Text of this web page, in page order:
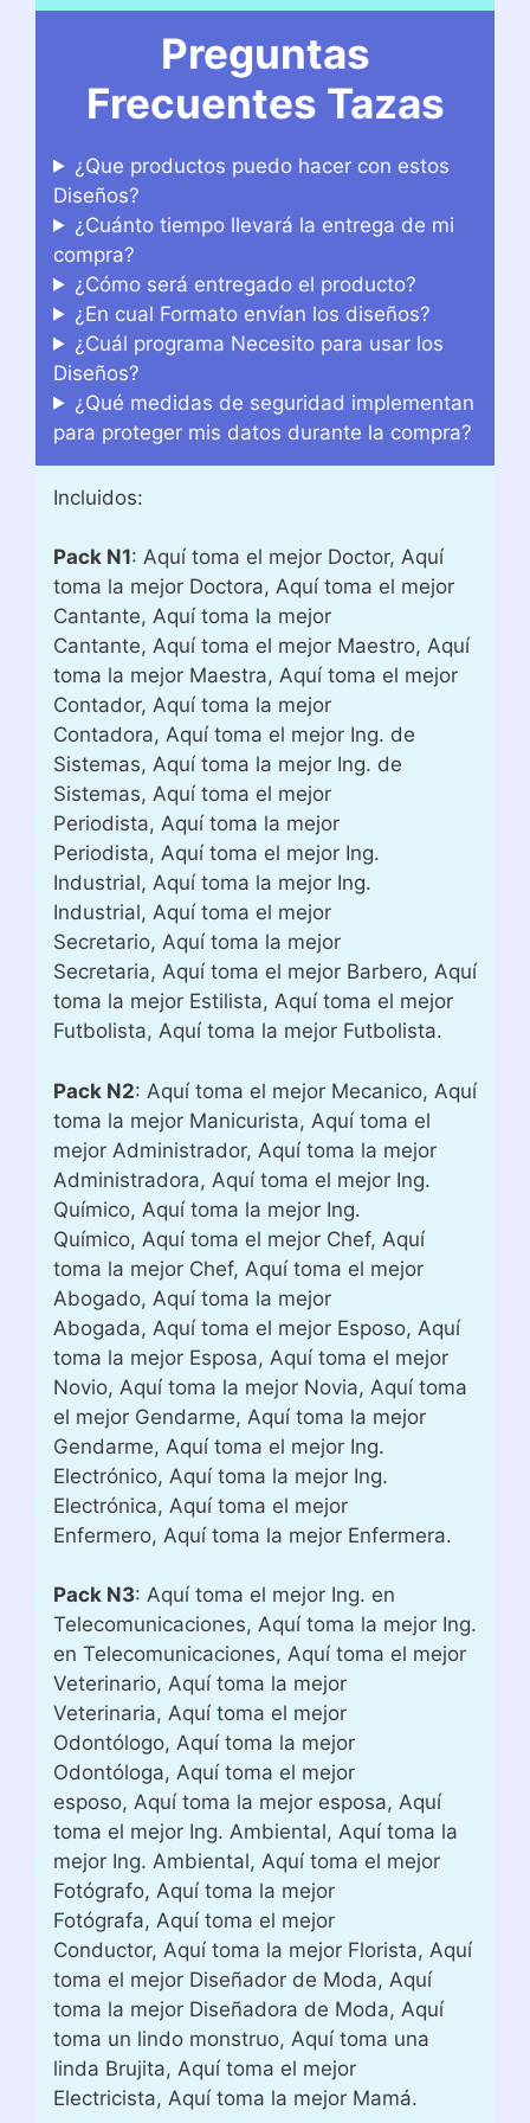
Preguntas
Frecuentes Tazas
¿Que productos puedo hacer con estos
Diseños?
¿Cuánto tiempo llevará la entrega de mi
compra?
¿Cómo será entregado el producto?
¿En cual Formato envían los diseños?
¿Cuál programa Necesito para usar los
Diseños?
¿Qué medidas de seguridad implementan
para proteger mis datos durante la compra?
Incluidos:
Pack N1: Aquí toma el mejor Doctor, Aquí
toma la mejor Doctora, Aquí toma el mejor
Cantante, Aquí toma la mejor
Cantante, Aquí toma el mejor Maestro, Aquí
toma la mejor Maestra, Aquí toma el mejor
Contador, Aquí toma la mejor
Contadora, Aquí toma el mejor Ing. de
Sistemas, Aquí toma la mejor Ing. de
Sistemas, Aquí toma el mejor
Periodista, Aquí toma la mejor
Periodista, Aquí toma el mejor Ing.
Industrial, Aquí toma la mejor Ing.
Industrial, Aquí toma el mejor
Secretario, Aquí toma la mejor
Secretaria, Aquí toma el mejor Barbero, Aquí
toma la mejor Estilista, Aquí toma el mejor
Futbolista, Aquí toma la mejor Futbolista.
Pack N2: Aquí toma el mejor Mecanico, Aquí
toma la mejor Manicurista, Aquí toma el
mejor Administrador, Aquí toma la mejor
Administradora, Aquí toma el mejor Ing.
Químico, Aquí toma la mejor Ing.
Químico, Aquí toma el mejor Chef, Aquí
toma la mejor Chef, Aquí toma el mejor
Abogado, Aquí toma la mejor
Abogada, Aquí toma el mejor Esposo, Aquí
toma la mejor Esposa, Aquí toma el mejor
Novio, Aquí toma la mejor Novia, Aquí toma
el mejor Gendarme, Aquí toma la mejor
Gendarme, Aquí toma el mejor Ing.
Electrónico, Aquí toma la mejor Ing.
Electrónica, Aquí toma el mejor
Enfermero, Aquí toma la mejor Enfermera.
Pack N3: Aquí toma el mejor Ing. en
Telecomunicaciones, Aquí toma la mejor Ing.
en Telecomunicaciones, Aquí toma el mejor
Veterinario, Aquí toma la mejor
Veterinaria, Aquí toma el mejor
Odontólogo, Aquí toma la mejor
Odontóloga, Aquí toma el mejor
esposo, Aquí toma la mejor esposa, Aquí
toma el mejor Ing. Ambiental, Aquí toma la
mejor Ing. Ambiental, Aquí toma el mejor
Fotógrafo, Aquí toma la mejor
Fotógrafa, Aquí toma el mejor
Conductor, Aquí toma la mejor Florista, Aquí
toma el mejor Diseñador de Moda, Aquí
toma la mejor Diseñadora de Moda, Aquí
toma un lindo monstruo, Aquí toma una
linda Brujita, Aquí toma el mejor
Electricista, Aquí toma la mejor Mamá.